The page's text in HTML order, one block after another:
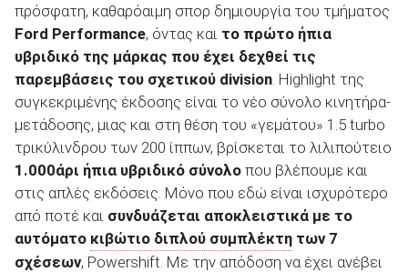
πρόσφατη, καθαρόαιμη σπορ δημιουργία του τμήματος
Ford Performance, όντας και το πρώτο ήπια
υβριδικό της μάρκας που έχει δεχθεί τις
παρεμβάσεις του σχετικού division . Highlight της
συγκεκριμένης έκδοσης είναι το νέο σύνολο κινητήρα-
μετάδοσης, μιας και στη θέση του «γεμάτου» 1.5 turbo
τρικύλινδρου των 200 ίππων, βρίσκεται το λιλιπούτειο
1.000άρι ήπια υβριδικό σύνολο που βλέπουμε και
στις απλές εκδόσεις. Μόνο που εδώ είναι ισχυρότερο
από ποτέ και συνδυάζεται αποκλειστικά με το
αυτόματο κιβώτιο διπλού συμπλέκτη των 7
σχέσεων, Powershift. Με την απόδοση να έχει ανέβει